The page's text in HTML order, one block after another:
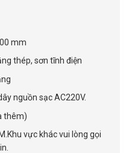
mm
thép, sơn tĩnh điện
nguồn sạc AC220V.
thêm)
vực khác vui lòng gọi